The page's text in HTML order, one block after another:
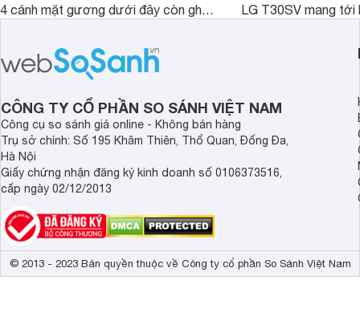
4 cánh mặt gương dưới đây còn ghi
công nghệ bảo quản hiện đại, đáp ứng
tốt nhu cầu lưu trữ thực phẩm của gia
LG T30SV mang tới
mức giá bán dễ
nhiều khách hàng
CÔNG TY CỔ PHẦN SO SÁNH VIỆT NAM
Công cụ so sánh giá online - Không bán hàng
Trụ sở chính: Số 195 Khâm Thiên, Thổ Quan, Đống Đa,
Hà Nội
Giấy chứng nhận đăng ký kinh doanh số 0106373516,
cấp ngày 02/12/2013
© 2013 - 2023 Bản quyền thuộc về Công ty cổ phần So Sánh Việt Nam